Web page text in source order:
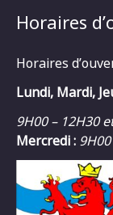
Horaires
Horaires
Lundi, Mardi,
9H00 – 12H30
Mercredi :